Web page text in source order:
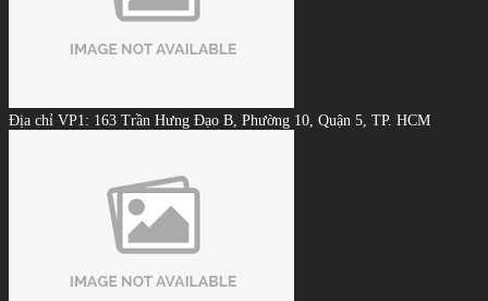
Địa chỉ VP1: 163 Trần Hưng Đạo B, Phường 10, Quận 5, TP. HCM